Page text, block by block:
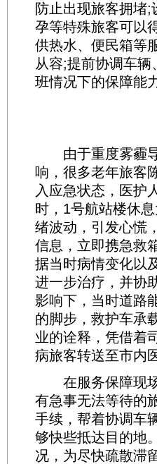
防止出现旅客拥堵
孕等特殊旅客可以
供热水、便民箱等
从容;提前协调车
班情况下的保障能力
由于重度雾霾导
响，很多老年旅客
入应急状态，医护
时，1号航站楼休
绪波动，引发心慌
信息，立即携急救
据当时病情变化以
进一步治疗，并协
影响下，当时道路
的脚步，救护车承
业的诠释，凭借着
病旅客转送至市内
在服务保障现场
有急事无法等待的
手续，帮着协调车
够快些抵达目的地
况，为尽快疏散滞